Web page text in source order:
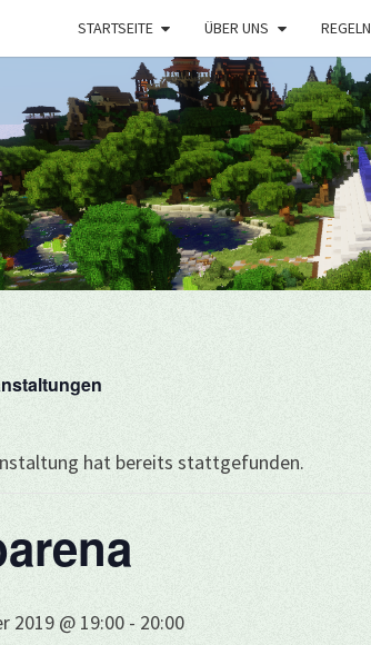
STARTSEITE ÜBER UNS REGELN
hat bereits stattgefunden.
2019 @ 19:00 - 20:00